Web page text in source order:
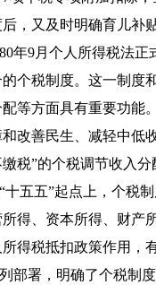
，又及时明确育儿补
年9月个人所得税法
个税制度。这一制度
等方面具有重要功能
改善民生、减轻中低
税”的个税调节收入分
十五五”起点上，个税
得、资本所得、财产
得税抵扣政策作用，
部署，明确了个税制